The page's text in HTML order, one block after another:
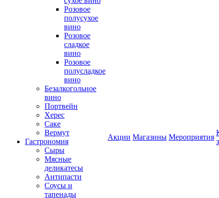
Розовое
полусухое
вино
Розовое
сладкое
вино
Розовое
полусладкое
вино
Безалкогольное
вино
Портвейн
Херес
Саке
Вермут
Гастрономия
Сыры
Мясные
деликатесы
Антипасти
Соусы и
тапенады
Акции Магазины Мероприятия